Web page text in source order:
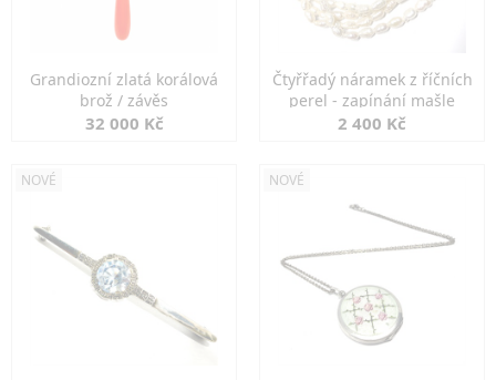
Grandiozní zlatá korálová
brož / závěs
32 000 Kč
Čtyřřadý náramek z říčních
perel - zapínání mašle
2 400 Kč
NOVÉ NOVÉ